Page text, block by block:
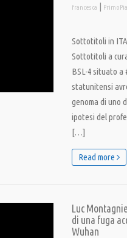
francesca |
Sottotitoli in
Sottotitoli a
BSL-4 situato a
statunitensi
genoma di uno
ipotesi del
[…]
Read more
Luc
di una fuga
Wuhan